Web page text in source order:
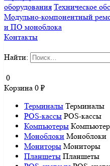
оборудования Техническое
Модульно-компонентный
и ПО моноблока
Контакты
Найти:
0
Корзина 0 ₽
Терминалы Терминалы
POS-кассы POS-кассы
Компьютеры
Моноблоки Моноблоки
Мониторы Мониторы
Планшеты Планшеты